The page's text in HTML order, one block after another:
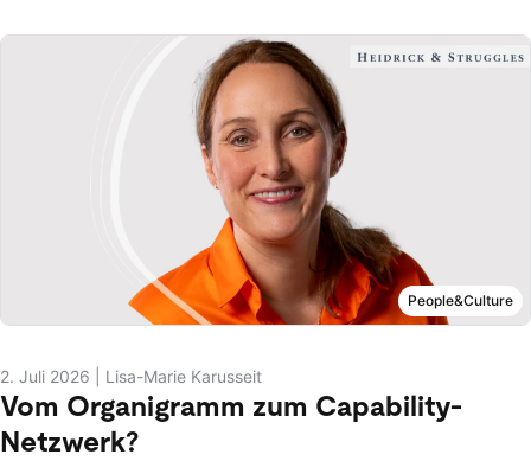
People&Culture
2. Juli 2026 Lisa-Marie Karusseit
Vom Organigramm zum Capability-
Netzwerk?